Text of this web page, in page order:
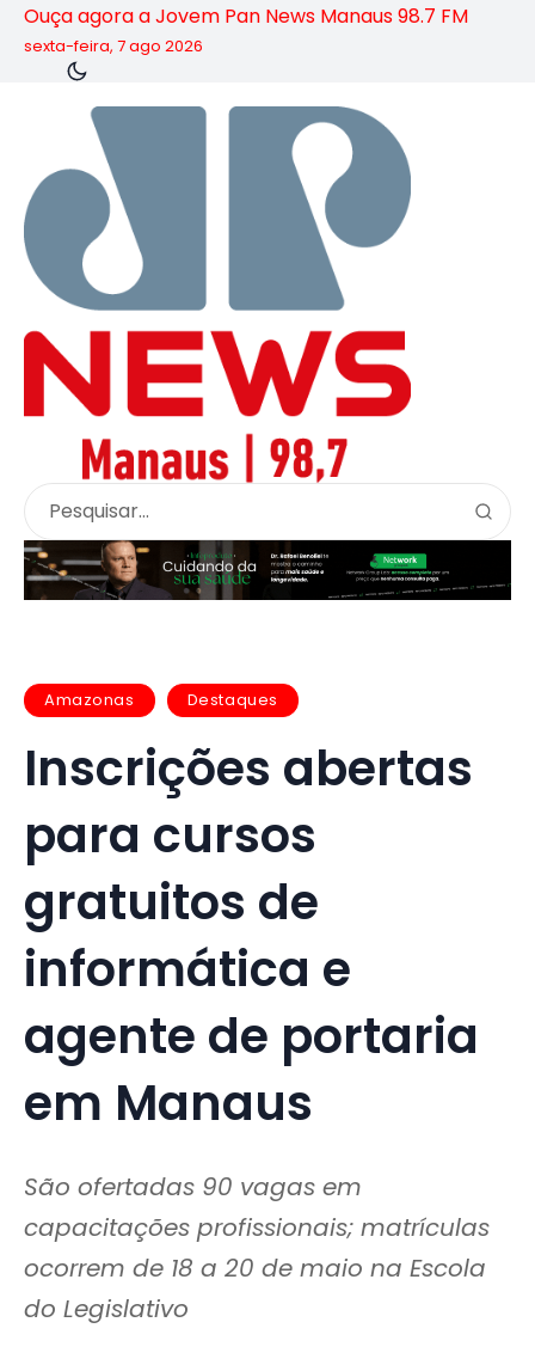
Ouça agora a Jovem Pan News Manaus 98.7 FM
sexta-feira, 7 ago 2026
Amazonas Destaques
Inscrições abertas
para cursos
gratuitos de
informática e
agente de portaria
em Manaus
São ofertadas 90 vagas em
capacitações profissionais; matrículas
ocorrem de 18 a 20 de maio na Escola
do Legislativo